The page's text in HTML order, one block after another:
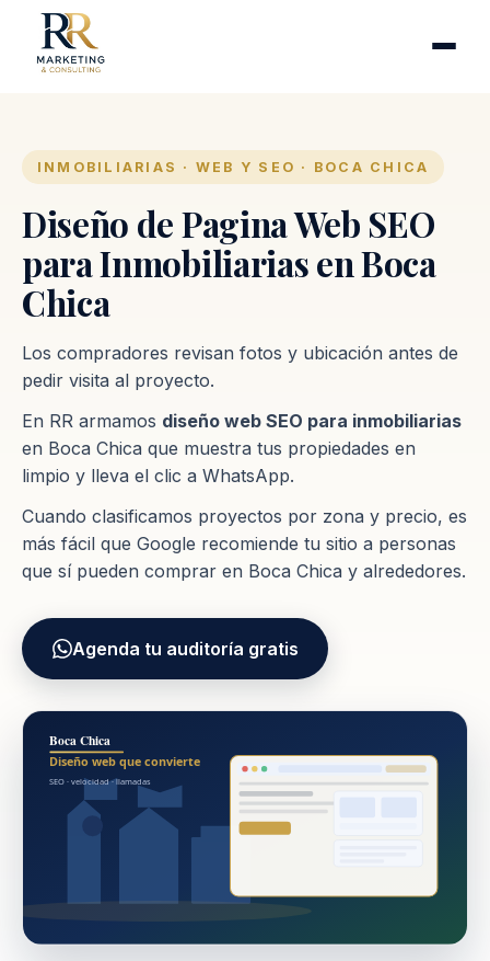
Industrias
Proceso
Contacto
INMOBILIARIAS · WEB Y SEO · BOCA CHICA
Diseño de Pagina Web SEO
para Inmobiliarias en Boca
Chica
Los compradores revisan fotos y ubicación antes de
pedir visita al proyecto.
En RR armamos diseño web SEO para inmobiliarias
en Boca Chica que muestra tus propiedades en
limpio y lleva el clic a WhatsApp.
Cuando clasificamos proyectos por zona y precio, es
más fácil que Google recomiende tu sitio a personas
que sí pueden comprar en Boca Chica y alrededores.
Agenda tu auditoría gratis